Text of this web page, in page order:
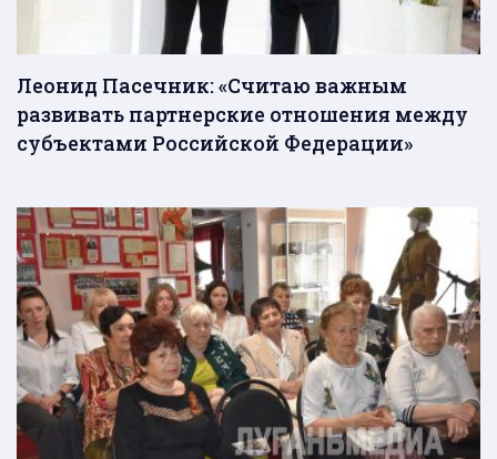
Леонид Пасечник: «Считаю важным
развивать партнерские отношения между
субъектами Российской Федерации»